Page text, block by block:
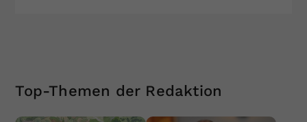
Top-Themen der Redaktion